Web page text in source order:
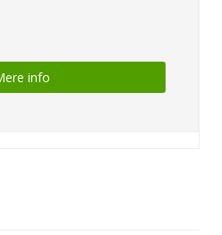
info